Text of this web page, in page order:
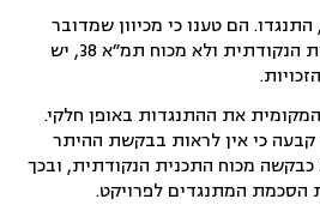
התנגדו. הם טענו כי מכיוון שמדובר
בבקשה להיתר מכוח התכנית הנקודתית ולא מכוח תמ״א 38, יש
המקומית את ההתנגדות באופן חלקי.
קבעה כי אין לראות בבקשת ההיתר
מכוח תמ״א 38 אלא כבקשה מכוח התכנית הנקודתית, ובכך
הסכמת המתנגדים לפרויקט.